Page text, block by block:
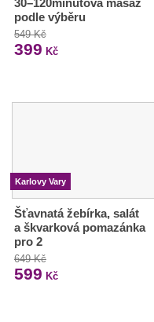
30–120minutová masáž
podle výběru
549 Kč
399 Kč
Karlovy Vary
Šťavnatá žebírka, salát
a škvarková pomazánka
pro 2
649 Kč
599 Kč